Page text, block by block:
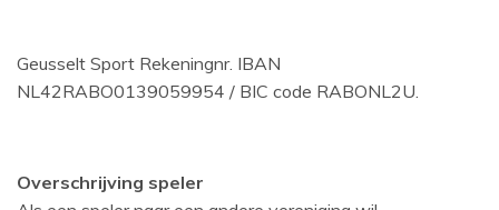
Geusselt Sport Rekeningnr. IBAN
NL42RABO0139059954 / BIC code RABONL2U.
Overschrijving speler